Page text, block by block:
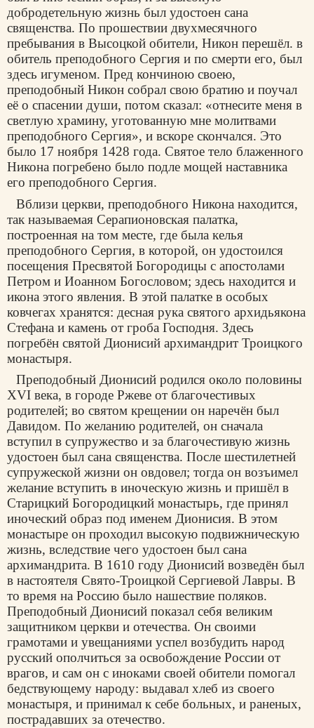
добродетельную жизнь был удостоен сана
священства. По прошествии двухмесячного
пребывания в Высоцкой обители, Никон перешёл. в
обитель преподобного Сергия и по смерти его, был
здесь игуменом. Пред кончиною своею,
преподобный Никон собрал свою братию и поучал
её о спасении души, потом сказал: «отнесите меня в
светлую храмину, уготованную мне молитвами
преподобного Сергия», и вскоре скончался. Это
было 17 ноября 1428 года. Святое тело блаженного
Никона погребено было подле мощей наставника
его преподобного Сергия.
Вблизи церкви, преподобного Никона находится,
так называемая Серапионовская палатка,
построенная на том месте, где была келья
преподобного Сергия, в которой, он удостоился
посещения Пресвятой Богородицы с апостолами
Петром и Иоанном Богословом; здесь находится и
икона этого явления. В этой палатке в особых
ковчегах хранятся: десная рука святого архидьякона
Стефана и камень от гроба Господня. Здесь
погребён святой Дионисий архимандрит Троицкого
монастыря.
Преподобный Дионисий родился около половины
XVI века, в городе Ржеве от благочестивых
родителей; во святом крещении он наречён был
Давидом. По желанию родителей, он сначала
вступил в супружество и за благочестивую жизнь
удостоен был сана священства. После шестилетней
супружеской жизни он овдовел; тогда он возъимел
желание вступить в иноческую жизнь и пришёл в
Старицкий Богородицкий монастырь, где принял
иноческий образ под именем Дионисия. В этом
монастыре он проходил высокую подвижническую
жизнь, вследствие чего удостоен был сана
архимандрита. В 1610 году Дионисий возведён был
в настоятеля Свято-Троицкой Сергиевой Лавры. В
то время на Россию было нашествие поляков.
Преподобный Дионисий показал себя великим
защитником церкви и отечества. Он своими
грамотами и увещаниями успел возбудить народ
русский ополчиться за освобождение России от
врагов, и сам он с иноками своей обители помогал
бедствующему народу: выдавал хлеб из своего
монастыря, и принимал к себе больных, и раненых,
пострадавших за отечество.